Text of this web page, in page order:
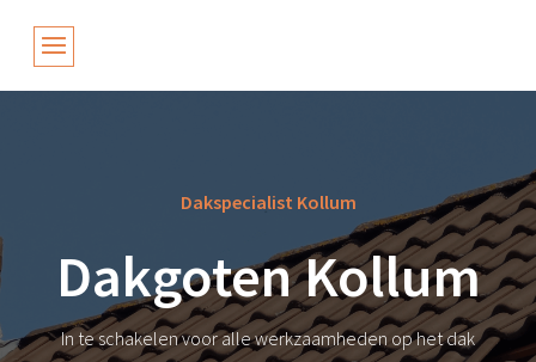
Dakspecialist Kollum
Dakgoten Kollum
In te schakelen voor alle werkzaamheden op het dak